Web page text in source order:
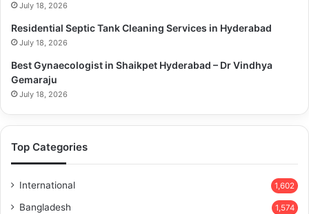
July 18, 2026
Residential Septic Tank Cleaning Services in Hyderabad
July 18, 2026
Best Gynaecologist in Shaikpet Hyderabad – Dr Vindhya
Gemaraju
July 18, 2026
Top Categories
International 1,602
Bangladesh 1,574